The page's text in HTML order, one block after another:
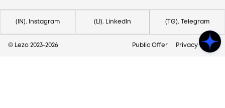
(IN). Instagram (LI). LinkedIn (TG). Telegram
© Lezo 2023-2026 Public Offer Privacy Policy